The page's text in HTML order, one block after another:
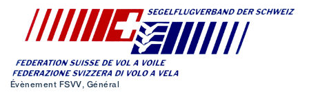
Évènement FSVV, Général